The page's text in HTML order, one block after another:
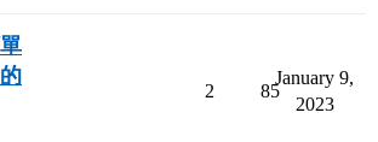
2 85
January 9,
2023